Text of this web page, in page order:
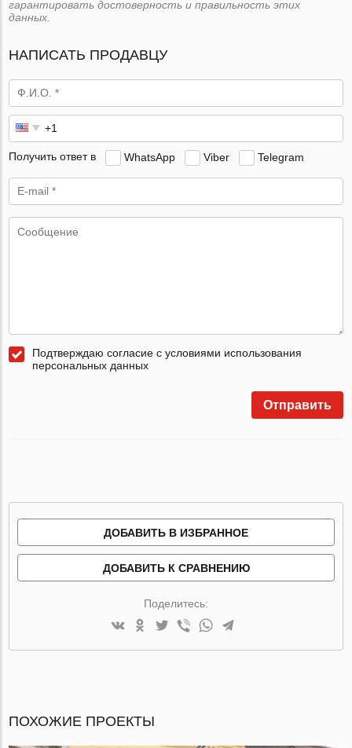
гарантировать достоверность и правильность этих
данных.
НАПИСАТЬ ПРОДАВЦУ
Получить ответ в WhatsApp Viber Telegram
Подтверждаю согласие с условиями использования
персональных данных
Отправить
ДОБАВИТЬ В ИЗБРАННОЕ
ДОБАВИТЬ К СРАВНЕНИЮ
Поделитесь:
ПОХОЖИЕ ПРОЕКТЫ